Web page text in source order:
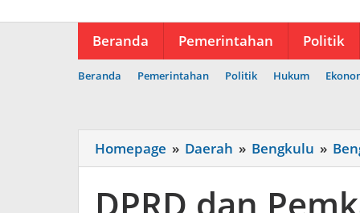
Beranda Pemerintahan Politik
Beranda Pemerintahan Politik Hukum
Homepage » Daerah » Bengkulu »
DPRD dan